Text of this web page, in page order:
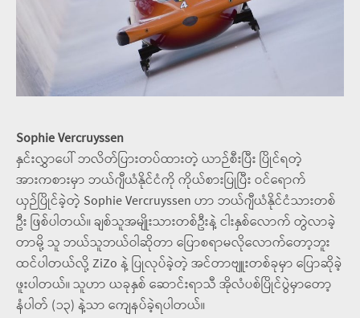
Sophie Vercruyssen
နှင်းလွှာပေါ် ဘလိတ်ပြားတပ်ထားတဲ့ ယာဉ်စီးပြီး ပြိုင်ရတဲ့
အားကစားမှာ ဘယ်ဂျီယံနိုင်ငံကို ကိုယ်စားပြုပြီး ဝင်ရောက်
ယှဉ်ပြိုင်ခဲ့တဲ့ Sophie Vercruyssen ဟာ ဘယ်ဂျီယံနိုင်ငံသားတစ်
ဦး ဖြစ်ပါတယ်။ ချစ်သူအမျိုးသားတစ်ဦးနဲ့ ငါးနှစ်လောက် တွဲလာခဲ့
တာမို့ သူ ဘယ်သူဘယ်ဝါဆိုတာ ပြောစရာမလိုလောက်တော့ဘူး
ထင်ပါတယ်လို့ ZiZo နဲ့ ပြုလုပ်ခဲ့တဲ့ အင်တာဗျူးတစ်ခုမှာ ပြောဆိုခဲ့
ဖူးပါတယ်။ သူဟာ ယခုနှစ် ဆောင်းရာသီ အိုလံပစ်ပြိုင်ပွဲမှာတော့
နံပါတ် (၁၃) နဲ့သာ ကျေနပ်ခဲ့ရပါတယ်။